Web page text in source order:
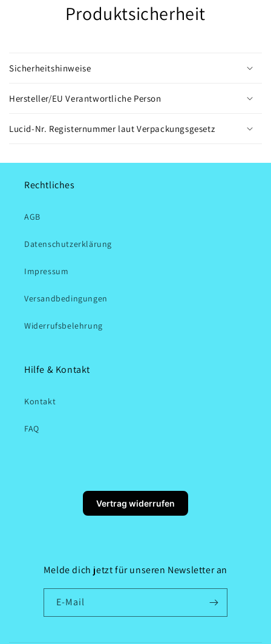
Produktsicherheit
Sicherheitshinweise
Hersteller/EU Verantwortliche Person
Lucid-Nr. Registernummer laut Verpackungsgesetz
Rechtliches
AGB
Datenschutzerklärung
Impressum
Versandbedingungen
Widerrufsbelehrung
Hilfe & Kontakt
Kontakt
FAQ
Vertrag widerrufen
Melde dich jetzt für unseren Newsletter an
E-Mail